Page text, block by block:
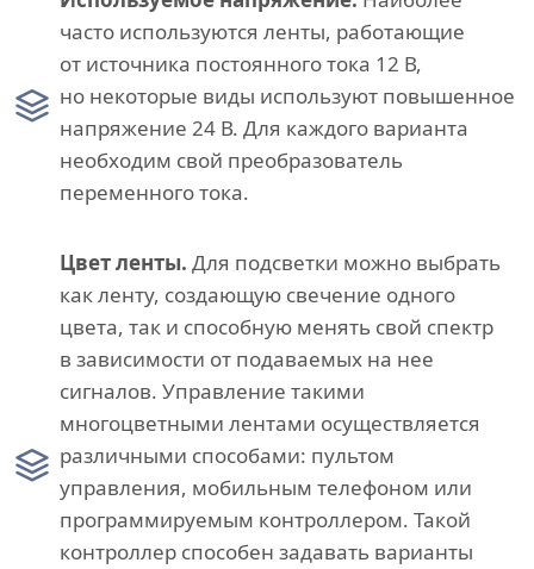
часто используются ленты, работающие
от источника постоянного тока 12 В,
но некоторые виды используют повышенное
напряжение 24 В. Для каждого варианта
необходим свой преобразователь
переменного тока.
Цвет ленты. Для подсветки можно выбрать
как ленту, создающую свечение одного
цвета, так и способную менять свой спектр
в зависимости от подаваемых на нее
сигналов. Управление такими
многоцветными лентами осуществляется
различными способами: пультом
управления, мобильным телефоном или
программируемым контроллером. Такой
контроллер способен задавать варианты